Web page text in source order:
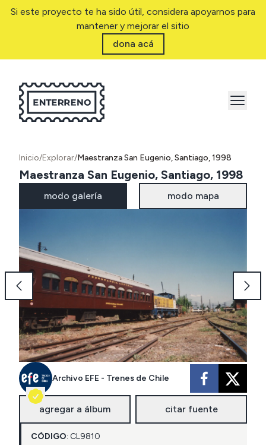
Si este proyecto te ha sido útil, considera apoyarnos para
mantener y mejorar el sitio
dona acá
Inicio/Explorar/Maestranza San Eugenio, Santiago, 1998
Maestranza San Eugenio, Santiago, 1998
modo galería modo mapa
Archivo EFE - Trenes de Chile
agregar a álbum citar fuente
CÓDIGO: CL9810